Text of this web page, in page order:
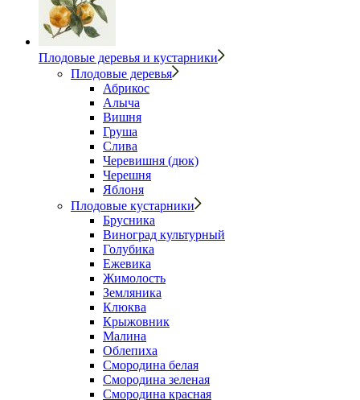
Плодовые деревья и кустарники
Плодовые деревья
Абрикос
Алыча
Вишня
Груша
Слива
Черевишня (дюк)
Черешня
Яблоня
Плодовые кустарники
Брусника
Виноград культурный
Голубика
Ежевика
Жимолость
Земляника
Клюква
Крыжовник
Малина
Облепиха
Смородина белая
Смородина зеленая
Смородина красная